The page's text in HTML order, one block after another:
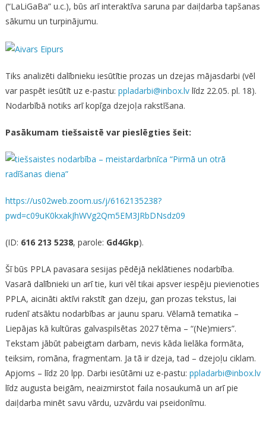
(“LaLiGaBa” u.c.), būs arī interaktīva saruna par daiļdarba tapšanas
sākumu un turpinājumu.
Tiks analizēti dalībnieku iesūtītie prozas un dzejas mājasdarbi (vēl
var paspēt iesūtīt uz e-pastu: ppladarbi@inbox.lvlīdz 22.05. pl. 18).
Nodarbībā notiks arī kopīga dzejoļa rakstīšana.
Pasākumam tiešsaistē var pieslēgties šeit:
https://us02web.zoom.us/j/6162135238?
pwd=c09uK0kxakJhWVg2Qm5EM3JRbDNsdz09
(ID: 616 213 5238, parole: Gd4Gkp).
Šī būs PPLA pavasara sesijas pēdējā neklātienes nodarbība.
Vasarā dalībnieki un arī tie, kuri vēl tikai apsver iespēju pievienoties
PPLA, aicināti aktīvi rakstīt gan dzeju, gan prozas tekstus, lai
rudenī atsāktu nodarbības ar jaunu sparu. Vēlamā tematika –
Liepājas kā kultūras galvaspilsētas 2027 tēma – “(Ne)miers”.
Tekstam jābūt pabeigtam darbam, nevis kāda lielāka formāta,
teiksim, romāna, fragmentam. Ja tā ir dzeja, tad – dzejoļu ciklam.
Apjoms – līdz 20 lpp. Darbi iesūtāmi uz e-pastu: ppladarbi@inbox.lv
līdz augusta beigām, neaizmirstot faila nosaukumā un arī pie
daiļdarba minēt savu vārdu, uzvārdu vai pseidonīmu.